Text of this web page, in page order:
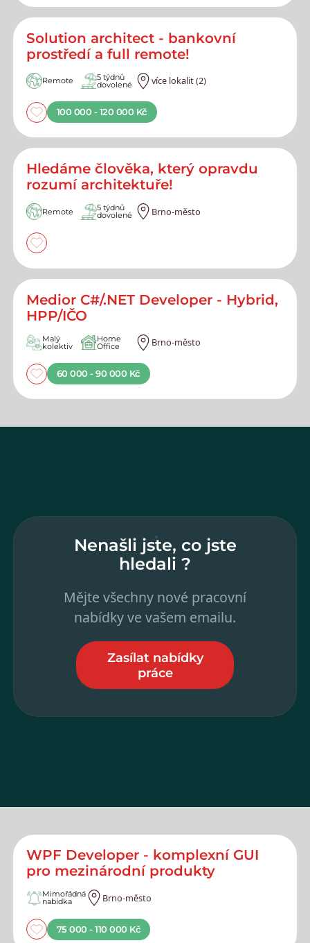
Solution architect - bankovní
prostředí a full remote!
Remote 5 týdnů
dovolené více lokalit (2)
100 000 - 120 000 Kč
Hledáme člověka, který opravdu
rozumí architektuře!
Remote 5 týdnů
dovolené Brno-město
Medior C#/.NET Developer - Hybrid,
HPP/IČO
Malý
kolektiv
Home
Office Brno-město
60 000 - 90 000 Kč
Nenašli jste, co jste
hledali ?
Mějte všechny nové pracovní
nabídky ve vašem emailu.
Zasílat nabídky
práce
WPF Developer - komplexní GUI
pro mezinárodní produkty
Mimořádná
nabídka Brno-město
75 000 - 110 000 Kč